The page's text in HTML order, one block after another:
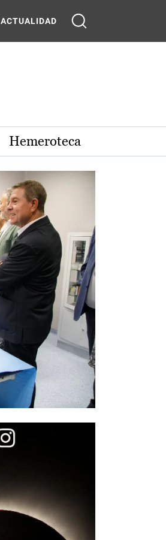
ACTUALIDAD
Hemeroteca